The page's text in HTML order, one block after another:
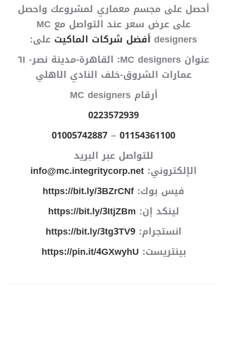
أحصل على مجسم معماري لمشروعك واحصل
على عرض سعر عند التواصل مع MC
designers أفضل شركات الماكيت على:
عنوان MC designers: القاهرة-مدينة نصر- ٦١
عمارات الشروق-خلف النادي الاهلي
أرقام MC designers
0223572939
01154361100
–
01005742887
للتواصل عبر البريد
الإلكتروني: info@mc.integritycorp.net
فيس بوك: https://bit.ly/3BZrCNf
لينكد إن: https://bit.ly/3ItjZBm
انستجرام: https://bit.ly/3tg3TV9
بينتريست: https://pin.it/4GXwyhU